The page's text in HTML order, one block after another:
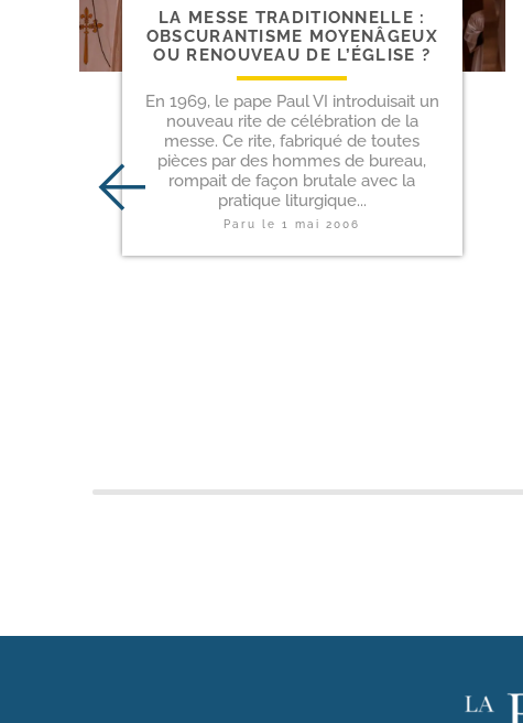
LA MESSE TRADITIONNELLE :
OBSCURANTISME MOYENÂGEUX
OU RENOUVEAU DE L’ÉGLISE ?
En 1969, le pape Paul VI introduisait un
nouveau rite de célébration de la
messe. Ce rite, fabriqué de toutes
pièces par des hommes de bureau,
rompait de façon brutale avec la
pratique liturgique...
Paru le1 mai 2006